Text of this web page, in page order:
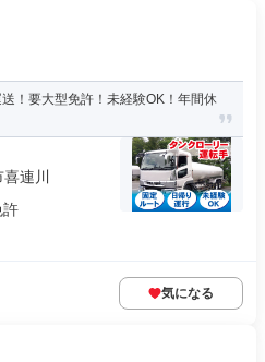
！要大型免許！未経験OK！年間休
連川
許
気になる